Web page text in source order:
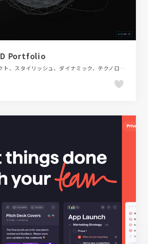
Portfolio
スクロールエフェクト、スタイリッシュ、ダイナミック、テクノロジー・サイエンス、ブランド・サービスサイト、モーション多め